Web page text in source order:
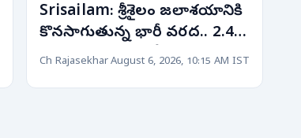
Srisailam: శ్రీశైలం జలాశయానికి
కొనసాగుతున్న భారీ వరద.. 2.45
లక్షల క్యూసెక్కుల నీటి ప్రవాహం!
Ch RajasekharAugust 6, 2026, 10:15 AM IST